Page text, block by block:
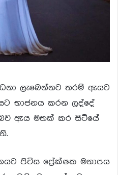
ලැබෙන්නට තරම් ඇයට
භාජනය කරන ලද්දේ
බව ඇය මතක් කර සිටියේ
පිවිස ප්‍රේක්ෂක මනාපය